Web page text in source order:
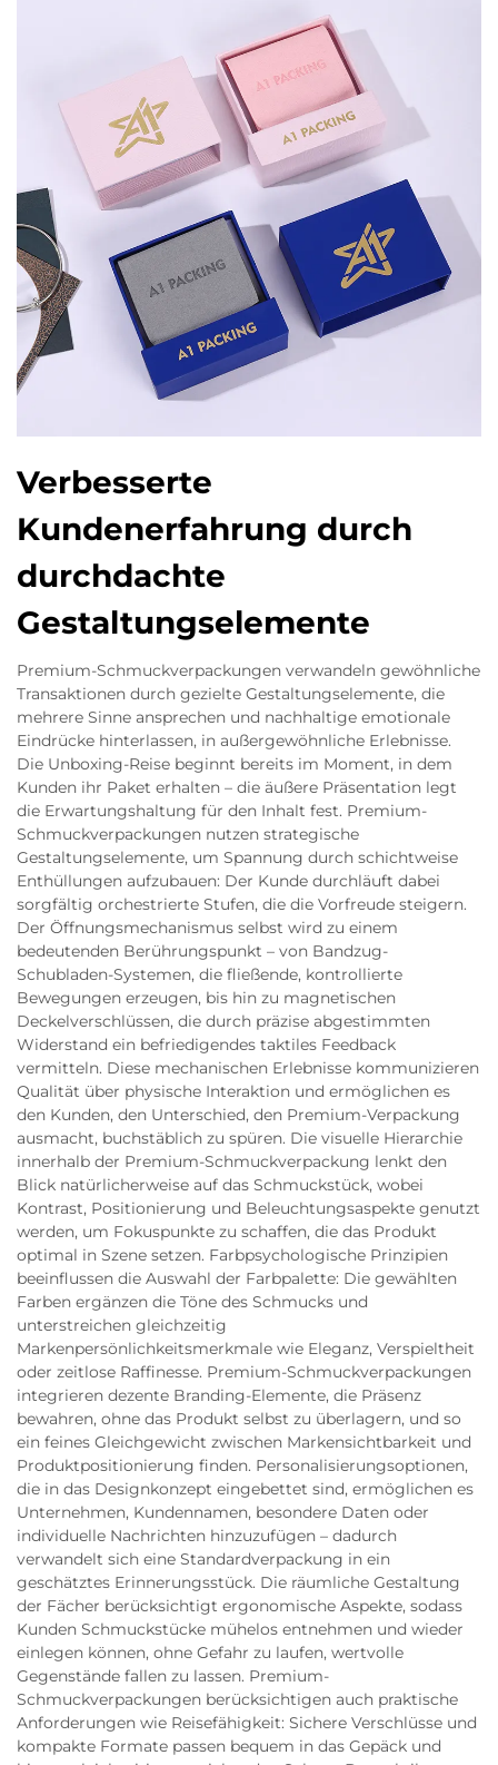
Verbesserte
Kundenerfahrung durch
durchdachte
Gestaltungselemente
Premium-Schmuckverpackungen verwandeln gewöhnliche
Transaktionen durch gezielte Gestaltungselemente, die
mehrere Sinne ansprechen und nachhaltige emotionale
Eindrücke hinterlassen, in außergewöhnliche Erlebnisse.
Die Unboxing-Reise beginnt bereits im Moment, in dem
Kunden ihr Paket erhalten – die äußere Präsentation legt
die Erwartungshaltung für den Inhalt fest. Premium-
Schmuckverpackungen nutzen strategische
Gestaltungselemente, um Spannung durch schichtweise
Enthüllungen aufzubauen: Der Kunde durchläuft dabei
sorgfältig orchestrierte Stufen, die die Vorfreude steigern.
Der Öffnungsmechanismus selbst wird zu einem
bedeutenden Berührungspunkt – von Bandzug-
Schubladen-Systemen, die fließende, kontrollierte
Bewegungen erzeugen, bis hin zu magnetischen
Deckelverschlüssen, die durch präzise abgestimmten
Widerstand ein befriedigendes taktiles Feedback
vermitteln. Diese mechanischen Erlebnisse kommunizieren
Qualität über physische Interaktion und ermöglichen es
den Kunden, den Unterschied, den Premium-Verpackung
ausmacht, buchstäblich zu spüren. Die visuelle Hierarchie
innerhalb der Premium-Schmuckverpackung lenkt den
Blick natürlicherweise auf das Schmuckstück, wobei
Kontrast, Positionierung und Beleuchtungsaspekte genutzt
werden, um Fokuspunkte zu schaffen, die das Produkt
optimal in Szene setzen. Farbpsychologische Prinzipien
beeinflussen die Auswahl der Farbpalette: Die gewählten
Farben ergänzen die Töne des Schmucks und
unterstreichen gleichzeitig
Markenpersönlichkeitsmerkmale wie Eleganz, Verspieltheit
oder zeitlose Raffinesse. Premium-Schmuckverpackungen
integrieren dezente Branding-Elemente, die Präsenz
bewahren, ohne das Produkt selbst zu überlagern, und so
ein feines Gleichgewicht zwischen Markensichtbarkeit und
Produktpositionierung finden. Personalisierungsoptionen,
die in das Designkonzept eingebettet sind, ermöglichen es
Unternehmen, Kundennamen, besondere Daten oder
individuelle Nachrichten hinzuzufügen – dadurch
verwandelt sich eine Standardverpackung in ein
geschätztes Erinnerungsstück. Die räumliche Gestaltung
der Fächer berücksichtigt ergonomische Aspekte, sodass
Kunden Schmuckstücke mühelos entnehmen und wieder
einlegen können, ohne Gefahr zu laufen, wertvolle
Gegenstände fallen zu lassen. Premium-
Schmuckverpackungen berücksichtigen auch praktische
Anforderungen wie Reisefähigkeit: Sichere Verschlüsse und
kompakte Formate passen bequem in das Gepäck und